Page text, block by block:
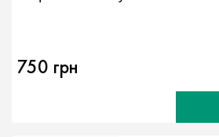
750 грн